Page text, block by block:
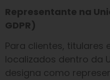
Representante na
GDPR)
Para clientes, titulares
localizados dentro da
designa como